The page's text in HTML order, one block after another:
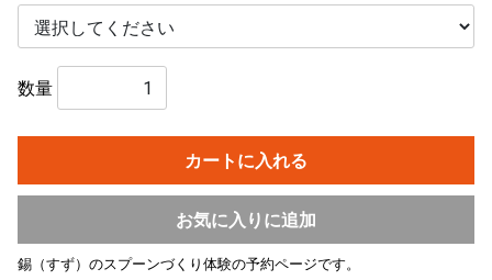
数量
カートに入れる
お気に入りに追加
錫（すず）のスプーンづくり体験の予約ページです。